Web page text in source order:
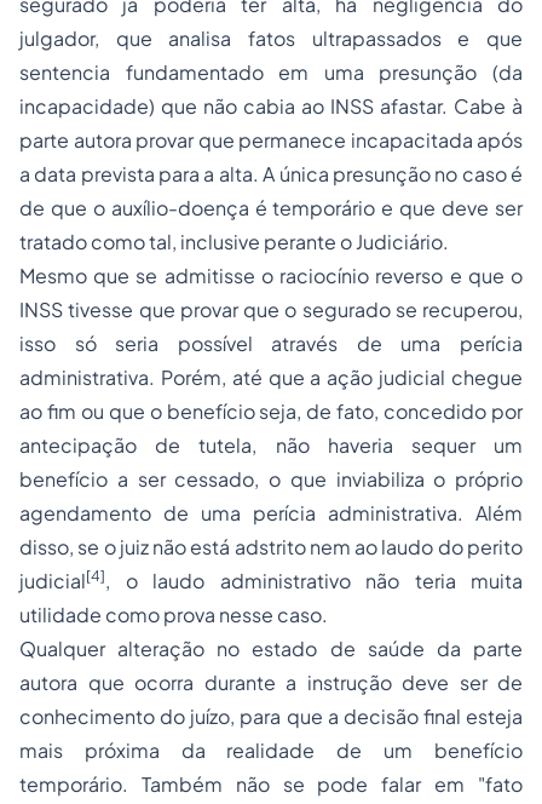
julgador, que analisa fatos ultrapassados e que
sentencia fundamentado em uma presunção (da
incapacidade) que não cabia ao INSS afastar. Cabe à
parte autora provar que permanece incapacitada após
a data prevista para a alta. A única presunção no caso é
de que o auxílio-doença é temporário e que deve ser
tratado como tal, inclusive perante o Judiciário.
Mesmo que se admitisse o raciocínio reverso e que o
INSS tivesse que provar que o segurado se recuperou,
isso só seria possível através de uma perícia
administrativa. Porém, até que a ação judicial chegue
ao fim ou que o benefício seja, de fato, concedido por
antecipação de tutela, não haveria sequer um
benefício a ser cessado, o que inviabiliza o próprio
agendamento de uma perícia administrativa. Além
disso, se o juiz não está adstrito nem ao laudo do perito
judicial[4], o laudo administrativo não teria muita
utilidade como prova nesse caso.
Qualquer alteração no estado de saúde da parte
autora que ocorra durante a instrução deve ser de
conhecimento do juízo, para que a decisão final esteja
mais próxima da realidade de um benefício
temporário. Também não se pode falar em "fato